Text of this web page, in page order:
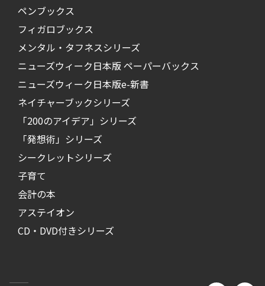
ペンブックス
フィガロブックス
メンタル・タフネスシリーズ
ニューズウィーク日本版 ペーパーバックス
ニューズウィーク日本版e-新書
ネイチャーブックシリーズ
「200のアイデア」シリーズ
「発想術」シリーズ
シークレットシリーズ
子育て
会計の本
アステイオン
CD・DVD付きシリーズ